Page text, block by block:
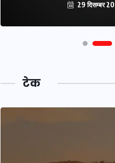
29 दिसम्बर
टेक